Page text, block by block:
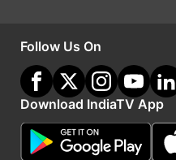
यह भी पढ़ें:
Follow Us On
Download IndiaTV App